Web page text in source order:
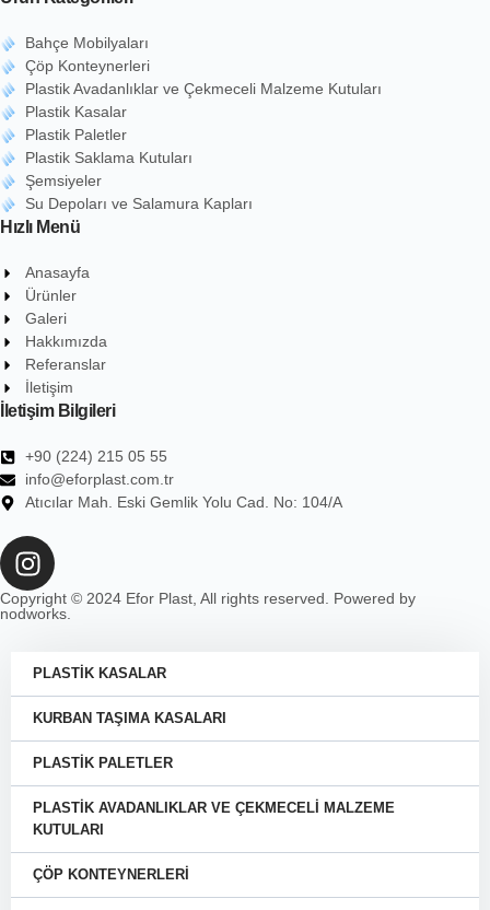
Bahçe Mobilyaları
Çöp Konteynerleri
Plastik Avadanlıklar ve Çekmeceli Malzeme Kutuları
Plastik Kasalar
Plastik Paletler
Plastik Saklama Kutuları
Şemsiyeler
Su Depoları ve Salamura Kapları
Hızlı Menü
Anasayfa
Ürünler
Galeri
Hakkımızda
Referanslar
İletişim
İletişim Bilgileri
+90 (224) 215 05 55
info@eforplast.com.tr
Atıcılar Mah. Eski Gemlik Yolu Cad. No: 104/A
Copyright © 2024 Efor Plast, All rights reserved. Powered by
nodworks.
PLASTİK KASALAR
KURBAN TAŞIMA KASALARI
PLASTİK PALETLER
PLASTİK AVADANLIKLAR VE ÇEKMECELİ MALZEME
KUTULARI
ÇÖP KONTEYNERLERİ